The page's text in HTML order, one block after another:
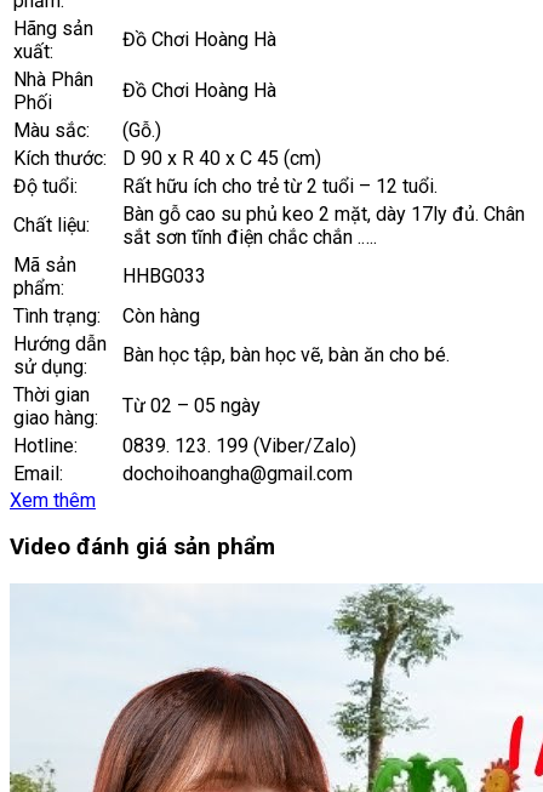
Hãng sản
xuất:
Đồ Chơi Hoàng Hà
Nhà Phân
Phối
Đồ Chơi Hoàng Hà
Màu sắc:
(Gỗ.)
Kích thước:
D 90 x R 40 x C 45 (cm)
Độ tuổi:
Rất hữu ích cho trẻ từ 2 tuổi – 12 tuổi.
Chất liệu:
Bàn gỗ cao su phủ keo 2 mặt, dày 17ly đủ. Chân
sắt sơn tĩnh điện chắc chắn .….
Mã sản
phẩm:
HHBG033
Tình trạng:
Còn hàng
Hướng dẫn
sử dụng:
Bàn học tập, bàn học vẽ, bàn ăn cho bé.
Thời gian
giao hàng:
Từ 02 – 05 ngày
Hotline:
0839. 123. 199 (Viber/Zalo)
Email:
dochoihoangha@gmail.com
Xem thêm
Video đánh giá sản phẩm